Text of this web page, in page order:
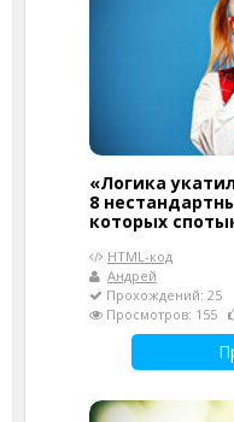
«Логика
8
которых
HTML-код
Андрей
Прохождений: 25
Просмотров: 155